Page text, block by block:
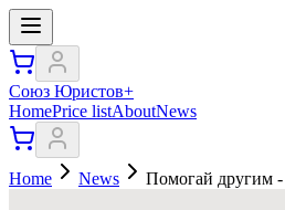
Союз Юристов+
HomePrice listAboutNews
Home News Помогай другим -